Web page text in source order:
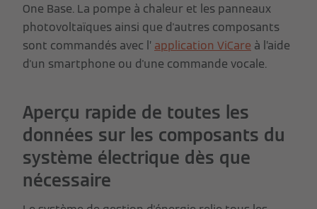
One Base. La pompe à chaleur et les panneaux
photovoltaïques ainsi que d'autres composants
sont commandés avec l’ application ViCare à l’aide
d'un smartphone ou d'une commande vocale.
Aperçu rapide de toutes les
données sur les composants du
système électrique dès que
nécessaire